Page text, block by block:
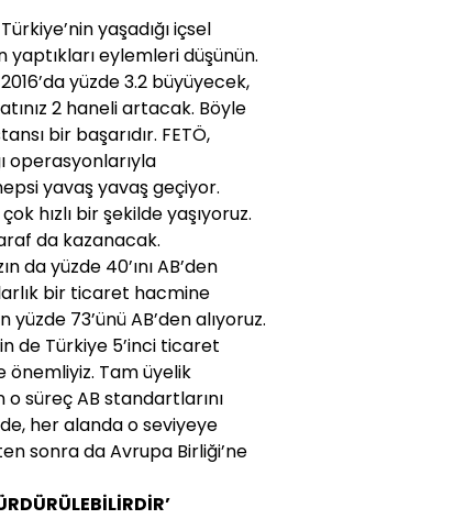
yaşadığı içsel
eylemleri düşünün.
yüzde 3.2 büyüyecek,
2 haneli artacak. Böyle
bir başarıdır. FETÖ,
ope­rasyonlarıyla
yavaş yavaş geçi­yor.
hızlı bir şekilde yaşıyo­ruz.
da kazanacak.
da yüzde 40’ını AB’den
bir ticaret hacmine
73’ünü AB’den alıyoruz.
de Türkiye 5’inci ticaret
önemli­yiz. Tam üyelik
süreç AB standartla­rını
her alanda o seviyeye
sonra da Avrupa Birliği’ne